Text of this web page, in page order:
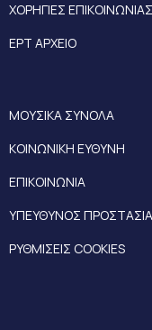
ΧΟΡΗΓΙΕΣ ΕΠΙΚΟΙΝΩΝΙΑΣ
ΕΡΤ ΑΡΧΕΙΟ
ΜΟΥΣΙΚΑ ΣΥΝΟΛΑ
ΚΟΙΝΩΝΙΚΗ ΕΥΘΥΝΗ
ΕΠΙΚΟΙΝΩΝΙΑ
ΥΠΕΥΘΥΝΟΣ
ΡΥΘΜΙΣΕΙΣ COOKIES